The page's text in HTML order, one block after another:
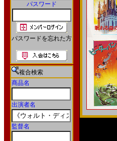
パスワード
パスワードを忘れた方
複合検索
商品名
出演者名
監督名